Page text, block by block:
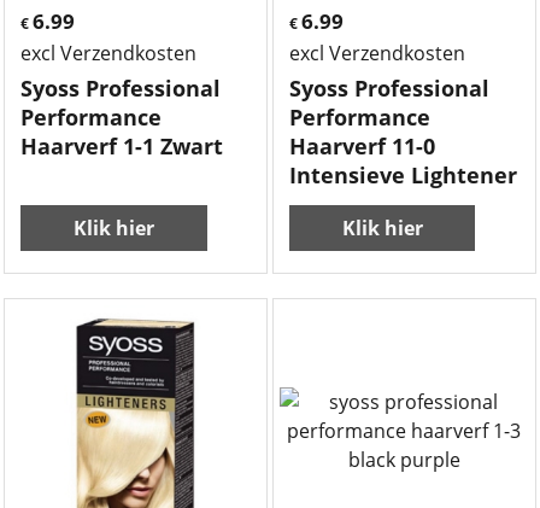
€ 6.99
excl Verzendkosten
Syoss Professional
Performance
Haarverf 1-1 Zwart
Klik hier
€6.99
excl Verzendkosten
Syoss Professional
Performance
Haarverf 11-0
Intensieve Lightener
Klik hier